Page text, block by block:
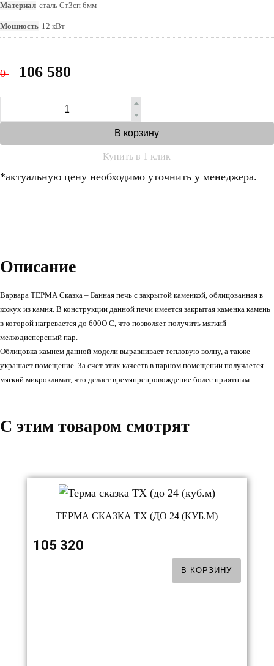
Материал сталь Ст3сп 6мм
Мощность 12 кВт
0 106 580
В корзину
Купить в 1 клик
*актуальную цену необходимо уточнить у менеджера.
Описание
Варвара ТЕРМА Сказка – Банная печь с закрытой каменкой, облицованная в
кожух из камня. В конструкции данной печи имеется закрытая каменка камень
в которой нагревается до 600О С, что позволяет получить мягкий -
мелкодисперсный пар.
Облицовка камнем данной модели выравнивает тепловую волну, а также
украшает помещение. За счет этих качеств в парном помещении получается
мягкий микроклимат, что делает времяпрепровождение более приятным.
C этим товаром смотрят
ТЕРМА СКАЗКА TX (ДО 24 (КУБ.М)
105 320
В КОРЗИНУ